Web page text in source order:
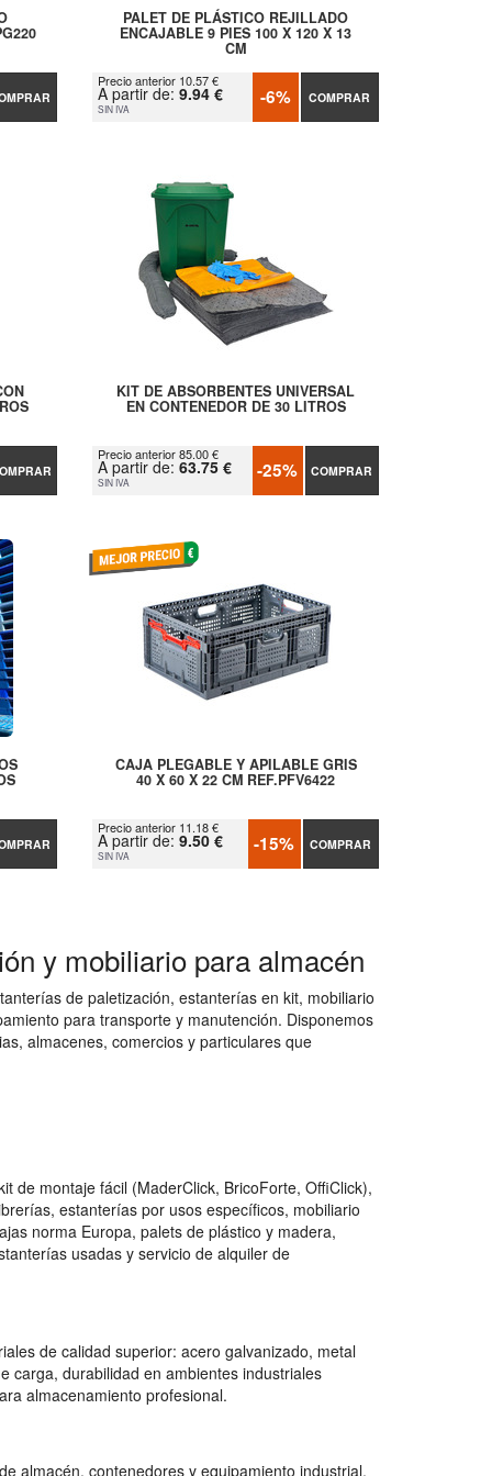
PALET DE PLÁSTICO REJILLADO
ENCAJABLE 9 PIES 100 X 120 X 13
CM
Precio anterior 10.57 €
A partir de:9.94 €
SIN IVA -6% COMPRAR
KIT DE ABSORBENTES UNIVERSAL
EN CONTENEDOR DE 30 LITROS
Precio anterior 85.00 €
A partir de:63.75 €
SIN IVA -25% COMPRAR
CAJA PLEGABLE Y APILABLE GRIS
40 X 60 X 22 CM REF.PFV6422
Precio anterior 11.18 €
A partir de:9.50 €
SIN IVA -15% COMPRAR
y mobiliario para almacén
de paletización, estanterías en kit, mobiliario
para transporte y manutención. Disponemos
almacenes, comercios y particulares que
de montaje fácil (MaderClick, BricoForte, OffiClick),
estanterías por usos específicos, mobiliario
norma Europa, palets de plástico y madera,
usadas y servicio de alquiler de
de calidad superior: acero galvanizado, metal
carga, durabilidad en ambientes industriales
almacenamiento profesional.
almacén, contenedores y equipamiento industrial,